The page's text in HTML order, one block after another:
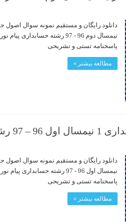
نیمسال دوم 96 - 97 رشته حسابداری پیام
پاسخنامه تستی و تشریحی
مطالعه بیشتر »
دانلود رایگان نمونه
نیمسال اول 96 - 97 رشته حسابداری پیام
پاسخنامه تستی و تشریحی
مطالعه بیشتر »